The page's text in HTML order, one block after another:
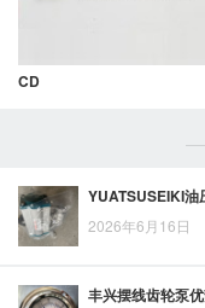
CD
2026年6月16日